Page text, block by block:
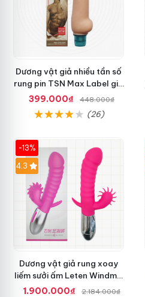
Dương vật giả nhiều tần số
rung pin TSN Max Label giá
tốt
399.000₫ 448.000₫
(26)
-13%
4.3
Dương vật giả rung xoay
liếm sưởi ấm Leten Windmill
đa chức năng
1.900.000₫ 2.184.000₫